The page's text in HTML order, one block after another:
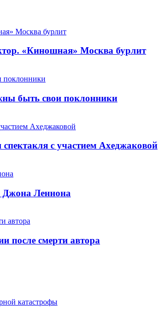
«Киношная» Москва бурлит
быть свои поклонники
с участием Ахеджаковой
Джона Леннона
после смерти автора